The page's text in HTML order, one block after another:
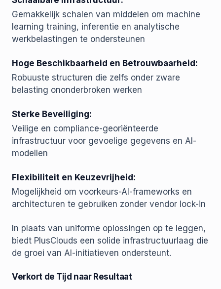
Gemakkelijk schalen van middelen om machine
learning training, inferentie en analytische
werkbelastingen te ondersteunen
Hoge Beschikbaarheid en Betrouwbaarheid:
Robuuste structuren die zelfs onder zware
belasting ononderbroken werken
Sterke Beveiliging:
Veilige en compliance-georiënteerde
infrastructuur voor gevoelige gegevens en AI-
modellen
Flexibiliteit en Keuzevrijheid:
Mogelijkheid om voorkeurs-AI-frameworks en
architecturen te gebruiken zonder vendor lock-in
In plaats van uniforme oplossingen op te leggen,
biedt PlusClouds een solide infrastructuurlaag die
de groei van AI-initiatieven ondersteunt.
Verkort de Tijd naar Resultaat